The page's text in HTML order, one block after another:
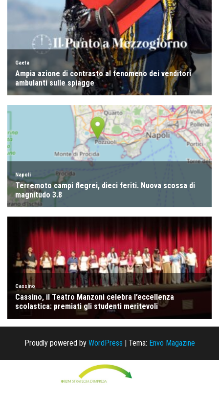
Proudly powered by WordPress | Tema: Envo Magazine